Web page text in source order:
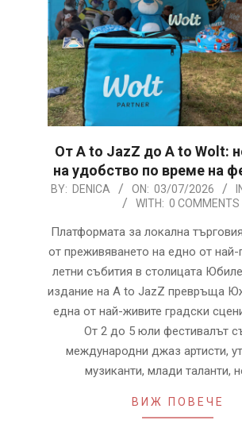
От A to JazZ до A to Wolt:
на удобство по време на
2026-
03
BY: DENICA ON: 03/07/2026
WITH: 0 COMMENTS
Платформата за локална
от преживяването на едно от най-
летни събития в столицата
издание на A to JazZ превръща
една от най-живите градски
От 2 до 5 юли фестивалът
международни джаз артисти,
музиканти, млади таланти,
ВИЖ ПОВЕЧЕ